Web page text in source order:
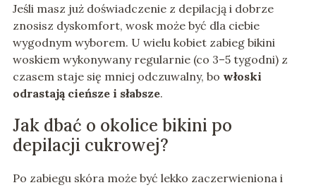
Jeśli masz już doświadczenie z depilacją i dobrze
znosisz dyskomfort, wosk może być dla ciebie
wygodnym wyborem. U wielu kobiet zabieg bikini
woskiem wykonywany regularnie (co 3–5 tygodni) z
czasem staje się mniej odczuwalny, bo włoski
odrastają cieńsze i słabsze.
Jak dbać o okolice bikini po
depilacji cukrowej?
Po zabiegu skóra może być lekko zaczerwieniona i